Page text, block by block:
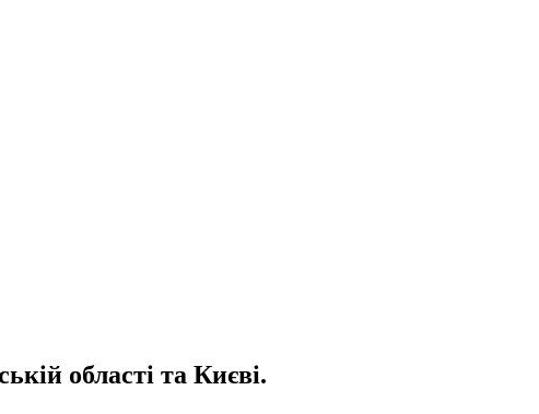
області та Києві.